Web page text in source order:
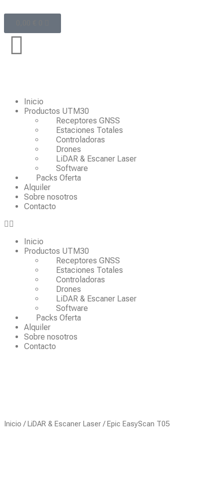
Inicio
Productos UTM30
Receptores GNSS
Estaciones Totales
Controladoras
Drones
LiDAR & Escaner Laser
Software
Packs Oferta
Alquiler
Sobre nosotros
Contacto
Inicio
Productos UTM30
Receptores GNSS
Estaciones Totales
Controladoras
Drones
LiDAR & Escaner Laser
Software
Packs Oferta
Alquiler
Sobre nosotros
Contacto
Inicio /LiDAR & Escaner Laser/ Epic EasyScan T05